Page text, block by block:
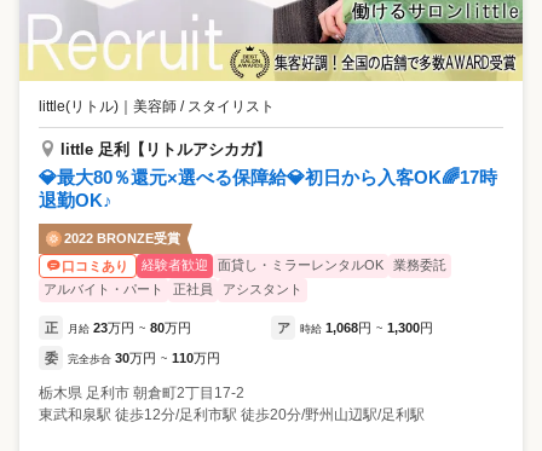
little(リトル) ｜ 美容師 / スタイリスト
little 足利【リトルアシカガ】
💎最大80％還元×選べる保障給💎初日から入客OK🌈17時
退勤OK♪
2022 BRONZE受賞
口コミあり
経験者歓迎 面貸し・ミラーレンタルOK
業務委託
アルバイト・パート
正社員 アシスタント
正 月給 23万円 ~ 80万円 ア 時給 1,068円 ~ 1,300円
委 完全歩合 30万円 ~ 110万円
栃木県 足利市 朝倉町2丁目17-2
東武和泉駅 徒歩12分/足利市駅 徒歩20分/野州山辺駅/足利駅